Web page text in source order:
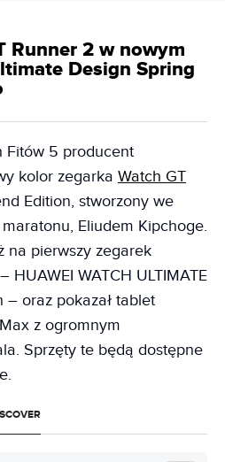
Runner 2 w nowym
Design Spring
Fitów 5 producent
kolor zegarka Watch GT
Edition, stworzony we
Eliudem Kipchoge.
na pierwszy zegarek
WATCH ULTIMATE
– oraz pokazał tablet
z ogromnym
Sprzęty te będą dostępne